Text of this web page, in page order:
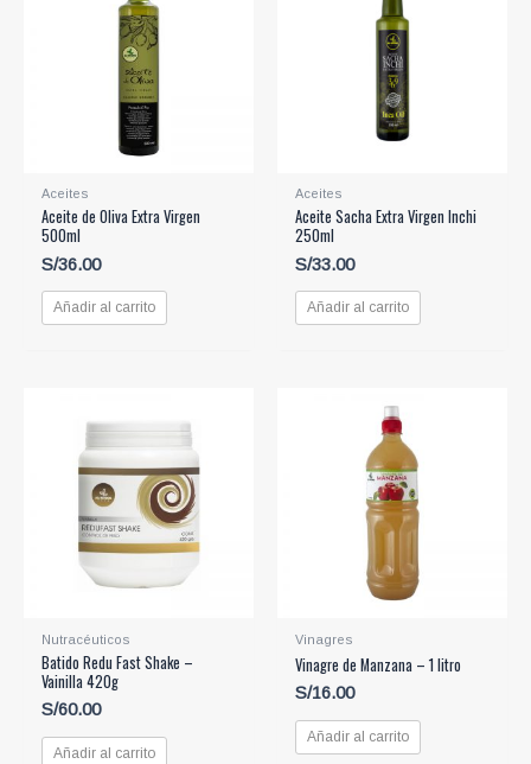
Aceites
Aceite de Oliva Extra Virgen
500ml
S/36.00
Añadir al carrito
Aceites
Aceite Sacha Extra Virgen Inchi
250ml
S/33.00
Añadir al carrito
Nutracéuticos
Batido Redu Fast Shake –
Vainilla 420g
S/60.00
Añadir al carrito
Vinagres
Vinagre de Manzana – 1 litro
S/16.00
Añadir al carrito